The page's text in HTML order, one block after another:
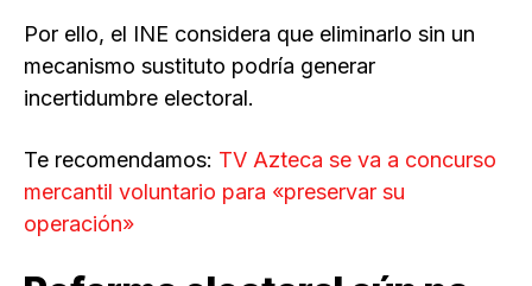
Por ello, el INE considera que eliminarlo sin un
mecanismo sustituto podría generar
incertidumbre electoral.
Te recomendamos: TV Azteca se va a concurso
mercantil voluntario para «preservar su
operación»